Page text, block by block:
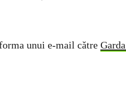
unui e-mail către